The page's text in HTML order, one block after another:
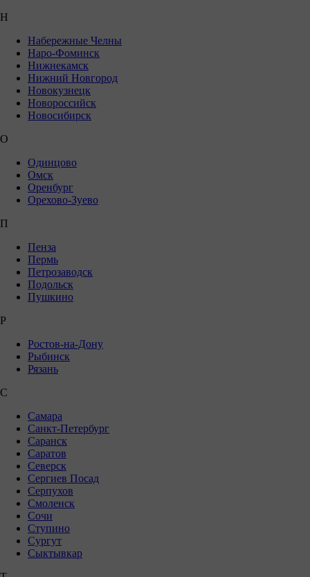
Н
Набережные Челны
Наро-Фоминск
Нижнекамск
Нижний Новгород
Новокузнецк
Новороссийск
Новосибирск
О
Одинцово
Омск
Оренбург
Орехово-Зуево
П
Пенза
Пермь
Петрозаводск
Подольск
Пушкино
Р
Ростов-на-Дону
Рыбинск
Рязань
С
Самара
Санкт-Петербург
Саранск
Саратов
Северск
Сергиев Посад
Серпухов
Смоленск
Сочи
Ступино
Сургут
Сыктывкар